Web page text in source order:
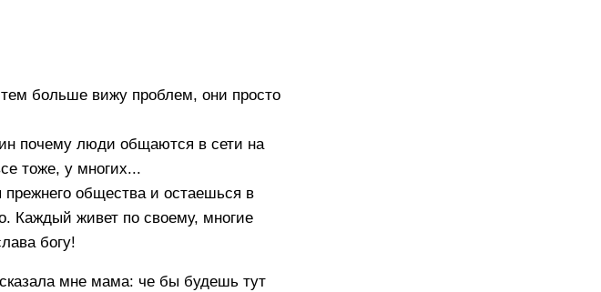
больше вижу проблем, они просто
почему люди общаются в сети на
тоже, у многих...
общества и остаешься в
Каждый живет по своему, многие
богу!
мне мама: че бы будешь тут